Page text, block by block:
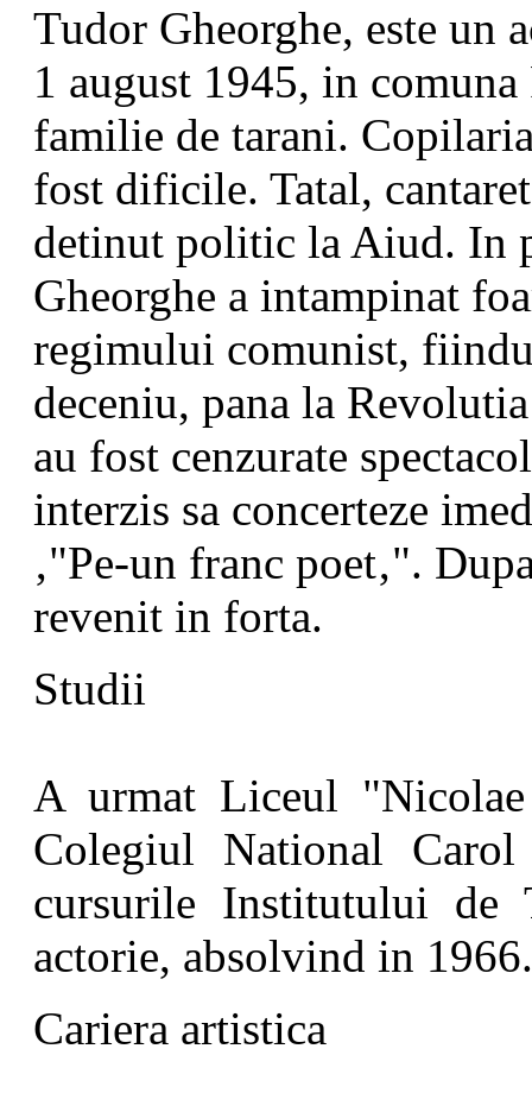
Tudor Gheorghe, este un
1 august 1945, in
familie de tarani.
fost dificile. Tatal,
detinut politic la Aiud. In
Gheorghe a intampinat
regimului comunist,
deceniu, pana la
au fost cenzurate
interzis sa concerteze
‚"Pe-un franc poet‚".
revenit in forta.
Studii
A urmat Liceul
Colegiul National
cursurile Institutului de
actorie, absolvind in 1966.
Cariera artistica